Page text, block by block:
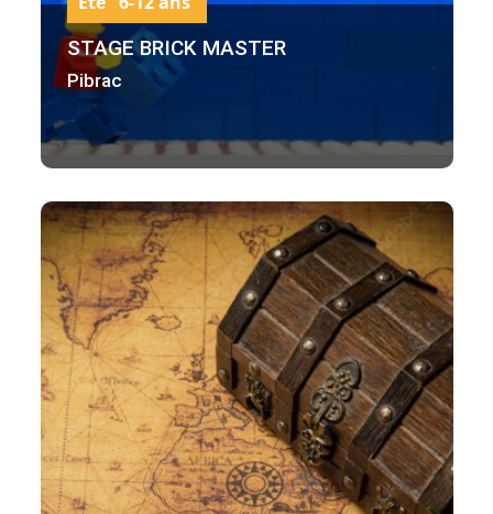
STAGE BRICK MASTER
Pibrac